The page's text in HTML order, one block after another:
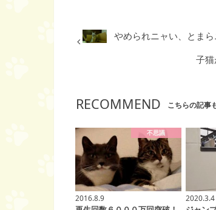
やめられニャい、とま
子猫
RECOMMEND こちらの記事
不思議
2016.8.9 2020.3.4